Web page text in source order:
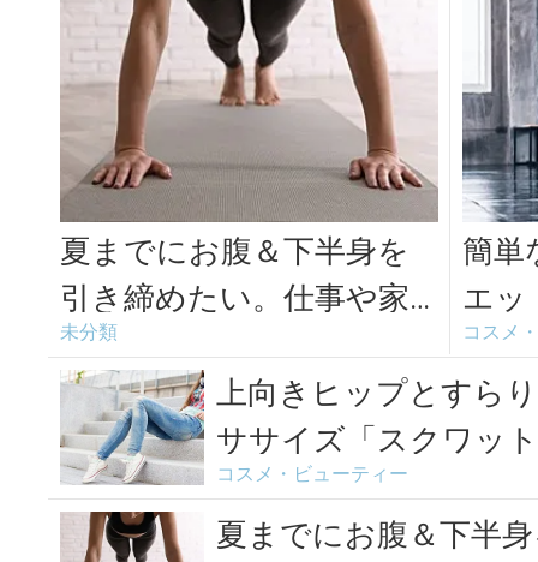
夏までにお腹＆下半身を
引き締めたい。仕事や家
事の合間にできる筋トレ
＜3選＞
未分類
簡単
エッ
スク
コスメ
上向きヒップとすら
ササイズ「スクワッ
コスメ・ビューティー
夏までにお腹＆下半